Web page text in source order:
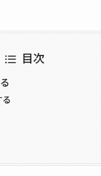
目次